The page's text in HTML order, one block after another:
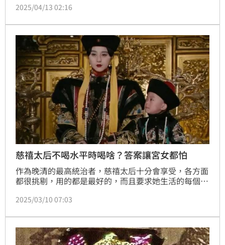
命的嶄新意義。劇情深刻且感人，自播出以來引發廣大
之間的情感牽絆，令無數網友為之動容。本周即將播出
最新集數的預告中，可以看到新生們參與中秋晚會較為
輕鬆的橋段，以及他們在綠島逐漸產生的情感轉變。趙
浩雲
2025/04/13 02:16
慈禧太后不喝水平時喝啥？答案讓宮女都怕
作為晚清的最高統治者，慈禧太后十分會享受，各方面
都很挑剔，用的都是最好的，而且要求她生活的每個方
是慈禧並不喝，甚至刷牙和漱口都不願意用普通的水。
2025/03/10 07:03